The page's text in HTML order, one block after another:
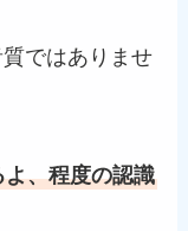
ではありませ
、程度の認識